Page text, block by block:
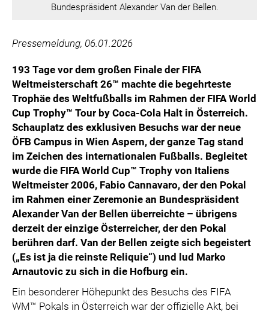
Bundespräsident Alexander Van der Bellen.
Pressemeldung, 06.01.2026
193 Tage vor dem großen Finale der FIFA
Weltmeisterschaft 26™ machte die begehrteste
Trophäe des Weltfußballs im Rahmen der FIFA World
Cup Trophy™ Tour by Coca-Cola Halt in Österreich.
Schauplatz des exklusiven Besuchs war der neue
ÖFB Campus in Wien Aspern, der ganze Tag stand
im Zeichen des internationalen Fußballs. Begleitet
wurde die FIFA World Cup™ Trophy von Italiens
Weltmeister 2006, Fabio Cannavaro, der den Pokal
im Rahmen einer Zeremonie an Bundespräsident
Alexander Van der Bellen überreichte – übrigens
derzeit der einzige Österreicher, der den Pokal
berühren darf. Van der Bellen zeigte sich begeistert
(„Es ist ja die reinste Reliquie“) und lud Marko
Arnautovic zu sich in die Hofburg ein.
Ein besonderer Höhepunkt des Besuchs des FIFA
WM™ Pokals in Österreich war der offizielle Akt, bei